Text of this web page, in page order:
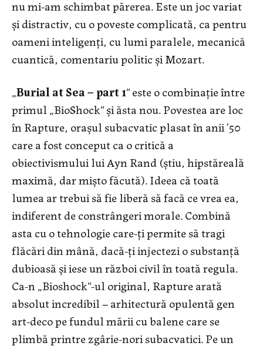
nu mi-am schimbat părerea. Este un joc variat
și distractiv, cu o poveste complicată, ca pentru
oameni inteligenți, cu lumi paralele, mecanică
cuantică, comentariu politic și Mozart.
„Burial at Sea – part 1“ este o combinație între
primul „BioShock“ și ăsta nou. Povestea are loc
în Rapture, orașul subacvatic plasat în anii ’50
care a fost conceput ca o critică a
obiectivismului lui Ayn Rand (știu, hipstăreală
maximă, dar mișto făcută). Ideea că toată
lumea ar trebui să fie liberă să facă ce vrea ea,
indiferent de constrângeri morale. Combină
asta cu o tehnologie care-ți permite să tragi
flăcări din mână, dacă-ți injectezi o substanță
dubioasă și iese un război civil în toată regula.
Ca-n „Bioshock“-ul original, Rapture arată
absolut incredibil – arhitectură opulentă gen
art-deco pe fundul mării cu balene care se
plimbă printre zgârie-nori subacvatici. Pe un